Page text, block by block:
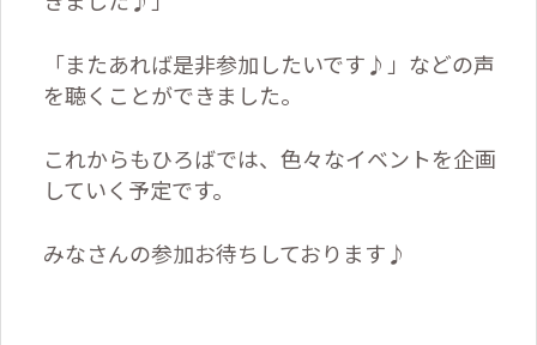
「またあれば是非参加したいです♪」などの声
を聴くことができました。
これからもひろばでは、色々なイベントを企画
していく予定です。
みなさんの参加お待ちしております♪